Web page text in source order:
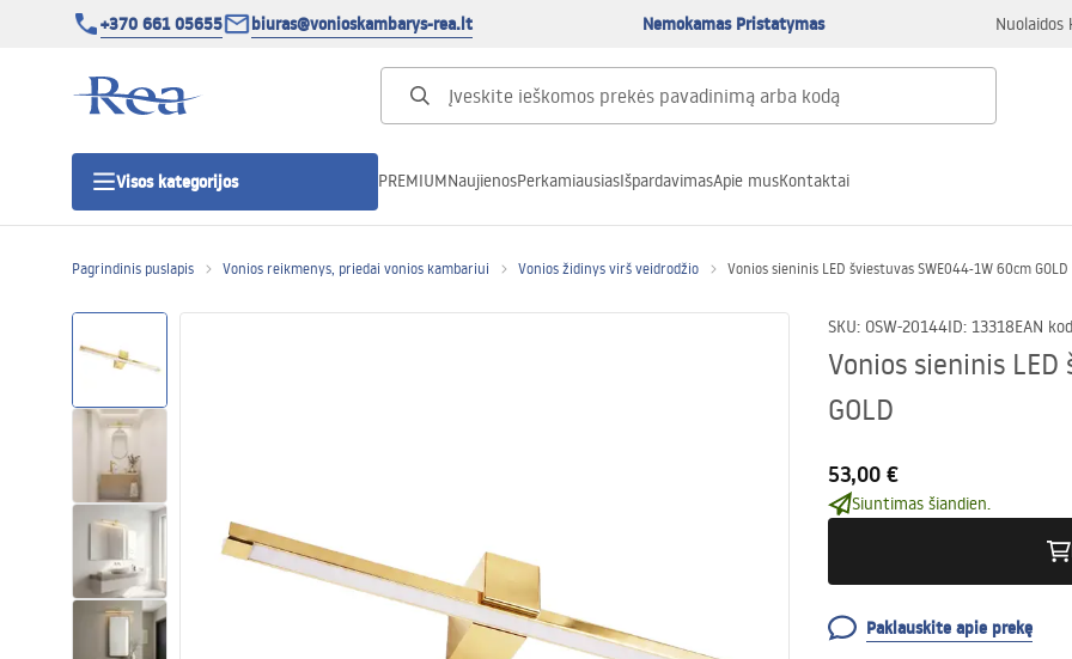
+370 661 05655 biuras@vonioskambarys-rea.lt Nemokamas Pristatymas Nuolaidos
Visos kategorijos
Dušo durys
Vonios dušo padėklai
Linijiniai dušo kanalai
Tualetai
Praustuvas
PREMIUMNaujienosPerkamiausiasIšpardavimasApie musKontaktai
Pagrindinis puslapis Vonios reikmenys, priedai vonios kambariui Vonios židinys virš veidrodžio Vonios sieninis LED šviestuvas SWE044-1W 60cm GOLD
SKU: OSW-20144ID: 13318EAN
Vonios sieninis
GOLD
53,00 €
Siuntimas šiandien.
Paklauskite apie prekę